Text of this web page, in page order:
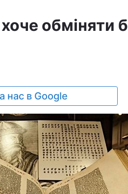
хоче обміняти
нас в Google